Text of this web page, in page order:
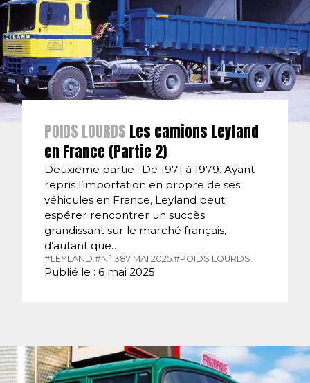
POIDS LOURDS Les camions Leyland
en France (Partie 2)
Deuxième partie : De 1971 à 1979. Ayant
repris l’importation en propre de ses
véhicules en France, Leyland peut
espérer rencontrer un succès
grandissant sur le marché français,
d’autant que…
#LEYLAND. #N° 387 MAI 2025. #POIDS LOURDS.
Publié le : 6 mai 2025